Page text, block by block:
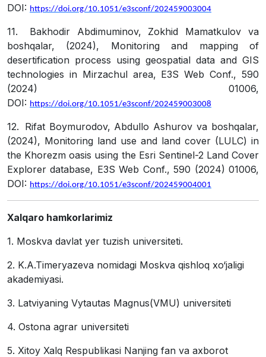
DOI: https://doi.org/10.1051/e3sconf/202459003004
11.
Bakhodir Abdimuminov, Zokhid Mamatkulov va
boshqalar, (2024), Monitoring and mapping of
desertification process using geospatial data and GIS
technologies in Mirzachul area, E3S Web Conf., 590
(2024) 01006,
DOI: https://doi.org/10.1051/e3sconf/202459003008
12. Rifat Boymurodov, Abdullo Ashurov va boshqalar,
(2024), Monitoring land use and land cover (LULC) in
the Khorezm oasis using the Esri Sentinel-2 Land Cover
Explorer database, E3S Web Conf., 590 (2024) 01006,
DOI: https://doi.org/10.1051/e3sconf/202459004001
Xalqaro hamkorlarimiz
1. Moskva davlat yer tuzish universiteti.
2. K.A.Timeryazeva nomidagi Moskva qishloq xo‘jaligi
akademiyasi.
3. Latviyaning Vytautas Magnus(VMU) universiteti
4. Ostona agrar universiteti
5. Xitoy Xalq Respublikasi Nanjing fan va axborot